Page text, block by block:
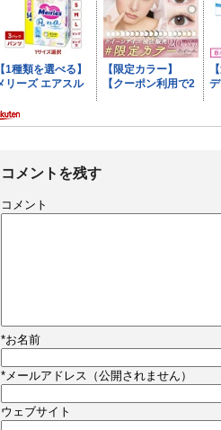
コメントを残す
コメント
*お名前
*メールアドレス（公開されません）
ウェブサイト